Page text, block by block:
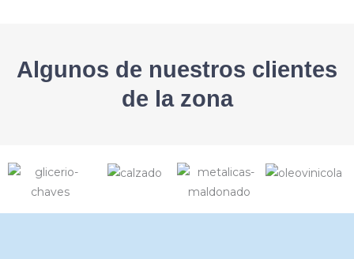
Algunos de nuestros clientes
de la zona